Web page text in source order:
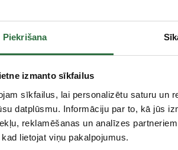
Piekrišana
izmanto sīkfailus
sīkfailus, lai personalizētu saturu un
datplūsmu. Informāciju par to, kā jūs
reklamēšanas un analīzes
lietojat viņu pakalpojumus.
4
1
1
31
PFERD CD FR 50
2,66 €
Ir noliktavā